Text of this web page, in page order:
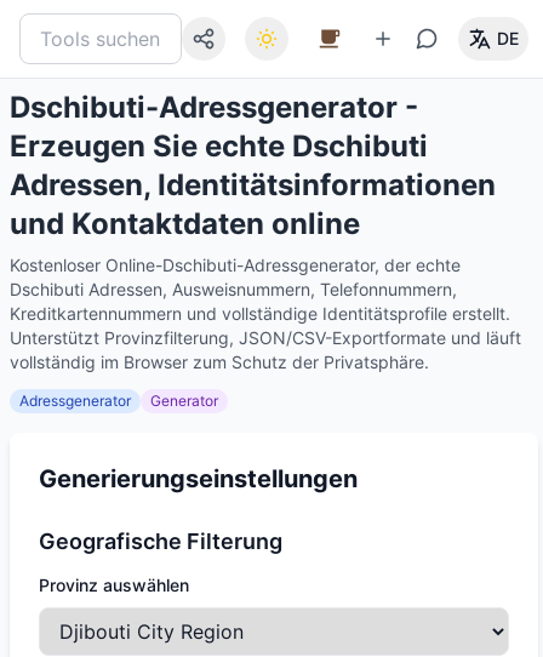
DE
Dschibuti-Adressgenerator -
Erzeugen Sie echte Dschibuti
Adressen, Identitätsinformationen
und Kontaktdaten online
Kostenloser Online-Dschibuti-Adressgenerator, der echte
Dschibuti Adressen, Ausweisnummern, Telefonnummern,
Kreditkartennummern und vollständige Identitätsprofile erstellt.
Unterstützt Provinzfilterung, JSON/CSV-Exportformate und läuft
vollständig im Browser zum Schutz der Privatsphäre.
Adressgenerator Generator
Generierungseinstellungen
Geografische Filterung
Provinz auswählen